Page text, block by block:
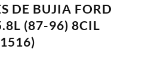
DE BUJIA FORD
(87-96) 8CIL